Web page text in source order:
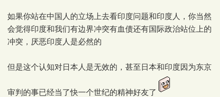
如果你站在中国人的立场上去看印度问题和印度人，你当然
会觉得印度和我们有边界冲突有血债还有国际政治站位上的
冲突，厌恶印度人是必然的
但是这个认知对日本人是无效的，甚至日本和印度因为东京
审判的事已经当了快一个世纪的精神好友了